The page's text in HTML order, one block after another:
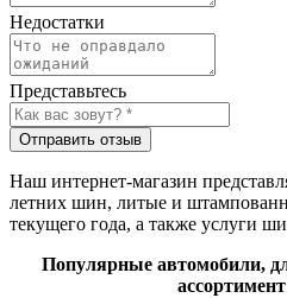
Недостатки
Представьтесь
Отправить отзыв
Наш интернет-магазин
летних шин, литые и
текущего года, а также услуги
Популярные автомобили,